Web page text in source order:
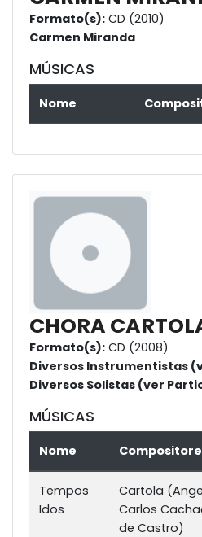
Formato(s): CD (2010)
Carmen Miranda
MÚSICAS
Nome
CHORA
Formato(s): CD (2008)
Diversos Instrumentistas
Diversos Solistas (ver
MÚSICAS
Nome
Tempos
Idos
Cartola
Carlos
de Castro)